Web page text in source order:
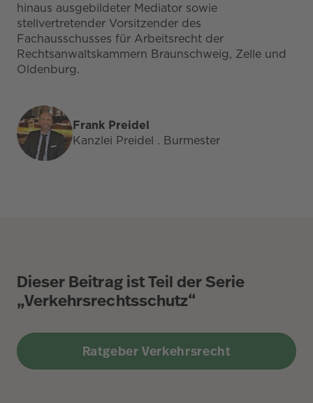
hinaus ausgebildeter Mediator sowie
stellvertretender Vorsitzender des
Fachausschusses für Arbeitsrecht der
Rechtsanwaltskammern Braunschweig, Zelle und
Oldenburg.
Frank Preidel
Kanzlei Preidel . Burmester
Dieser Beitrag ist Teil der Serie
„Verkehrsrechtsschutz“
Ratgeber Verkehrsrecht